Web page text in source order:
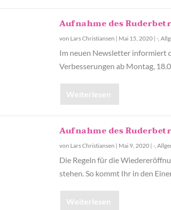
Aufnahme des
von Lars Christiansen | Mai 15, 2020 | -,
Im neuen Newsletter informiert
Verbesserungen ab Montag,
Weiterlesen
Aufnahme des
von Lars Christiansen | Mai 9, 2020 | -,
Die Regeln für die
stehen. So kommt Ihr in den
Weiterlesen